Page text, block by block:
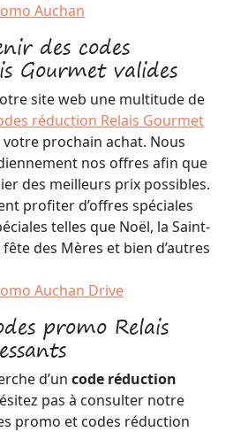
Auchan
des codes
Gourmet valides
site web une multitude de
réduction Relais Gourmet
prochain achat. Nous
nos offres afin que
des meilleurs prix possibles.
profiter d’offres spéciales
telles que Noël, la Saint-
des Mères et bien d’autres
Auchan Drive
promo Relais
d’un code réduction
pas à consulter notre
promo et codes réduction